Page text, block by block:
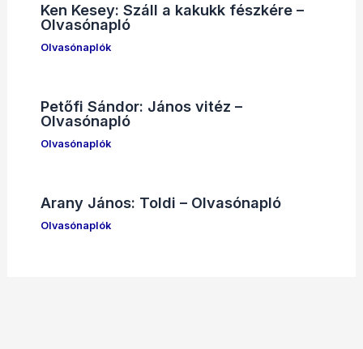
Ken Kesey: Száll a kakukk fészkére –
Olvasónapló
Olvasónaplók
Petőfi Sándor: János vitéz –
Olvasónapló
Olvasónaplók
Arany János: Toldi – Olvasónapló
Olvasónaplók